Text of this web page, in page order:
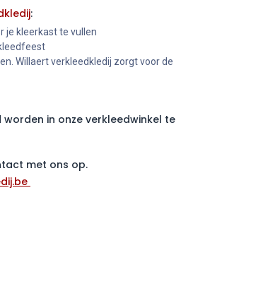
:
je kleerkast te vullen
Willaert verkleedkledij zorgt voor de
in onze verkleedwinkel te
met ons op.